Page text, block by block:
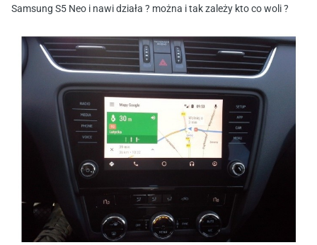
Samsung S5 Neo i nawi działa ? można i tak zależy kto co woli ?